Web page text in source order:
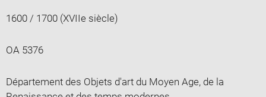
1600 / 1700 (XVIIe siècle)
OA 5376
Département des Objets d'art du Moyen Age, de la